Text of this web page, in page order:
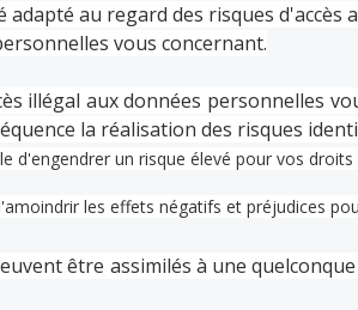
au regard des risques
vous concernant.
illégal aux données personnelles
la réalisation des risques
d'engendrer un risque élevé pour vos droits
les effets négatifs et préjudices
être assimilés à une